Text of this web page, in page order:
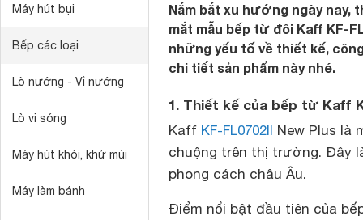
Máy hút bụi
Bếp các loại
Lò nướng - Vỉ nướng
Lò vi sóng
Máy hút khói, khử mùi
Máy làm bánh
Nắm bắt xu hướng ngày nay,
mắt mẫu bếp từ đôi Kaff KF-
những yếu tố về thiết kế,
chi tiết sản phẩm này nhé.
1. Thiết kế của bếp từ Kaff
Kaff KF-FL0702II New Plus là
chuộng trên thị trường. Đây
phong cách châu Âu.
Điểm nổi bật đầu tiên của